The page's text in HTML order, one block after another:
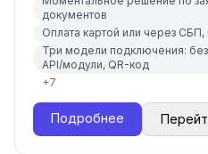
документов
Оплата картой или через
Три модели подключения:
API/модули, QR-код
+7
Подробнее